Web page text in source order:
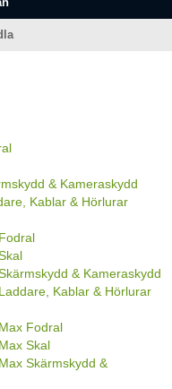
& Kameraskydd
Kablar & Hörlurar
& Kameraskydd
Kablar & Hörlurar
Fodral
Skal
Skärmskydd &